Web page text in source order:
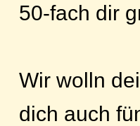
50-fach dir
Wir wolln
dich auch